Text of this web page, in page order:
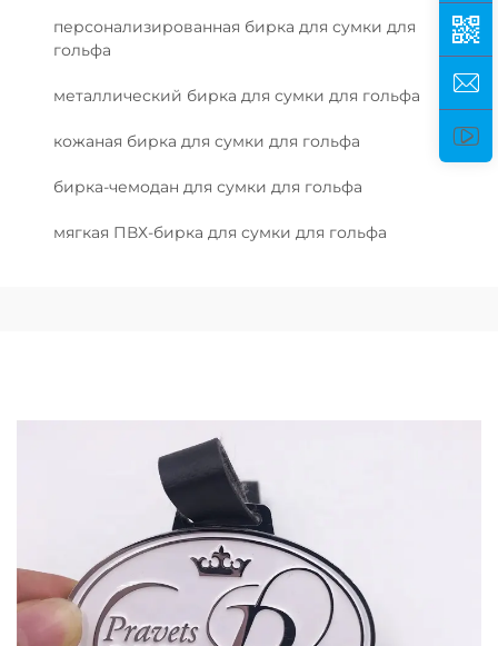
персонализированная бирка для сумки для
гольфа
металлический бирка для сумки для гольфа
кожаная бирка для сумки для гольфа
бирка-чемодан для сумки для гольфа
мягкая ПВХ-бирка для сумки для гольфа